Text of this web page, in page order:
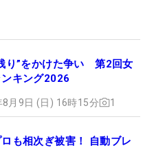
り”をかけた争い 第2回女
キング2026
8月9日 (日) 16時15分 1
も相次ぎ被害！ 自動ブレ